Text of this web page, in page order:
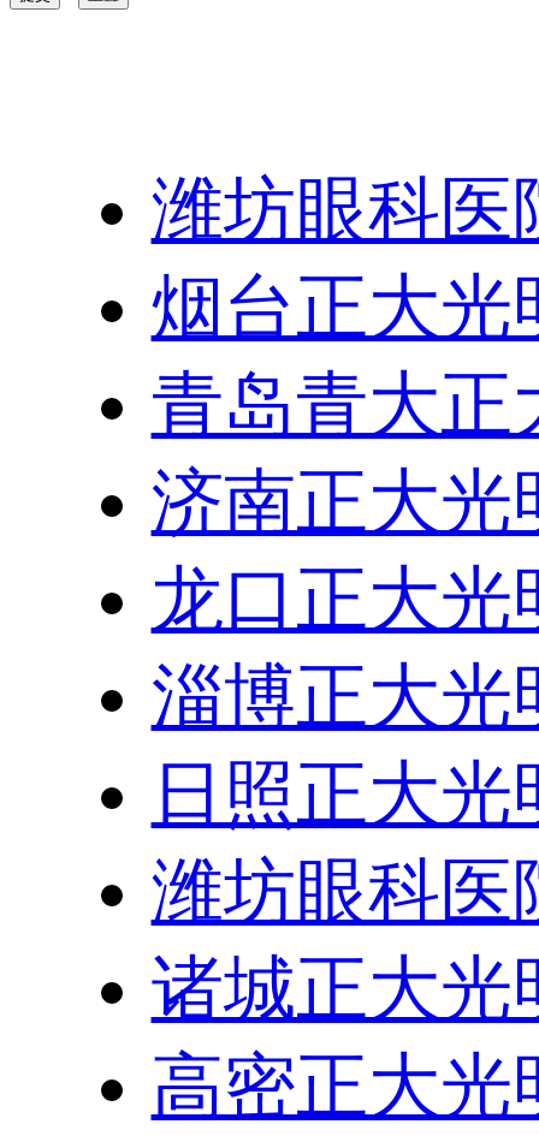
潍坊眼科医
烟台正大光
青岛青大
济南正大光
龙口正大光
淄博正大光
日照正大
潍坊眼科医
诸城正大光
高密正大光